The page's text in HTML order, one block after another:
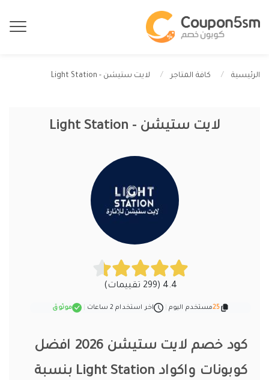
الرئيسية كافة المتاجر لايت ستيشن - Light Station
لايت ستيشن - Light Station
4.4 (299 تقييمات)
25مستخدم اليوم اخر استخدام 2 ساعات موثوق
كود خصم لايت ستيشن 2026 افضل
كوبونات واكواد Light Station بنسبة